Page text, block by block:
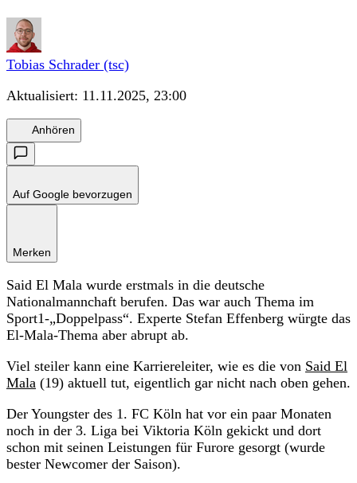
Tobias Schrader (tsc)
Aktualisiert: 11.11.2025, 23:00
Anhören
Auf Google bevorzugen
Merken
Said El Mala wurde erstmals in die deutsche
Nationalmannchaft berufen. Das war auch Thema im
Sport1-„Doppelpass“. Experte Stefan Effenberg würgte das
El-Mala-Thema aber abrupt ab.
Viel steiler kann eine Karriereleiter, wie es die von Said El
Mala (19) aktuell tut, eigentlich gar nicht nach oben gehen.
Der Youngster des 1. FC Köln hat vor ein paar Monaten
noch in der 3. Liga bei Viktoria Köln gekickt und dort
schon mit seinen Leistungen für Furore gesorgt (wurde
bester Newcomer der Saison).